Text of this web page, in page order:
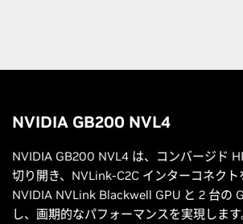
NVIDIA GB200 NVL4
NVIDIA GB200 NVL4 は、コンバージド
切り開き、NVLink-C2C インターコネク
NVIDIA NVLink Blackwell GPU と 2 台の
し、画期的なパフォーマンスを実現しま